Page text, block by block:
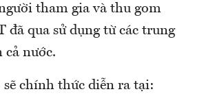
tham gia và thu gom
đã qua sử dụng từ các trung
nước.
sẽ chính thức diễn ra tại: